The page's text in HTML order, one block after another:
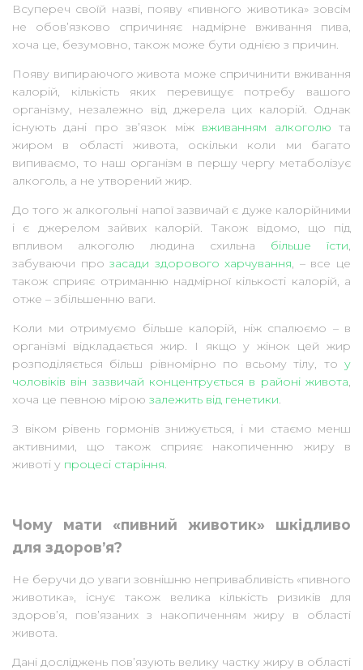
Всупереч своїй назві, появу «пивного животика» зовсім
не обов’язково спричиняє надмірне вживання пива,
хоча це, безумовно, також може бути однією з причин.
Появу випираючого живота може спричинити вживання
калорій, кількість яких перевищує потребу вашого
організму, незалежно від джерела цих калорій. Однак
існують дані про зв’язок міжвживанням алкоголю та
жиром в області живота, оскільки коли ми багато
випиваємо, то наш організм в першу чергу метаболізує
алкоголь, а не утворений жир.
До того ж алкогольні напої зазвичай є дуже калорійними
і є джерелом зайвих калорій. Також відомо, що під
впливом алкоголю людина схильна більше їсти,
забуваючи прозасади здорового харчування, – все це
також сприяє отриманню надмірної кількості калорій, а
отже – збільшенню ваги.
Коли ми отримуємо більше калорій, ніж спалюємо – в
організмі відкладається жир. І якщо у жінок цей жир
розподіляється більш рівномірно по всьому тілу, то у
чоловіків він зазвичай концентрується в районі живота,
хоча це певною мірою залежить від генетики.
З віком рівень гормонів знижується, і ми стаємо менш
активними, що також сприяє накопиченню жиру в
животі у процесі старіння.
Чому мати «пивний животик» шкідливо
для здоров’я?
Не беручи до уваги зовнішню непривабливість «пивного
животика», існує також велика кількість ризиків для
здоров’я, пов’язаних з накопиченням жиру в області
живота.
Дані досліджень пов’язують велику частку жиру в області